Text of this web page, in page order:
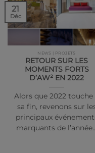
NEWS | PROJETS
RETOUR SUR LES
MOMENTS FORTS
D’AW² EN 2022
Alors que 2022 touche
sa fin, revenons sur
principaux
marquants de
21
Déc